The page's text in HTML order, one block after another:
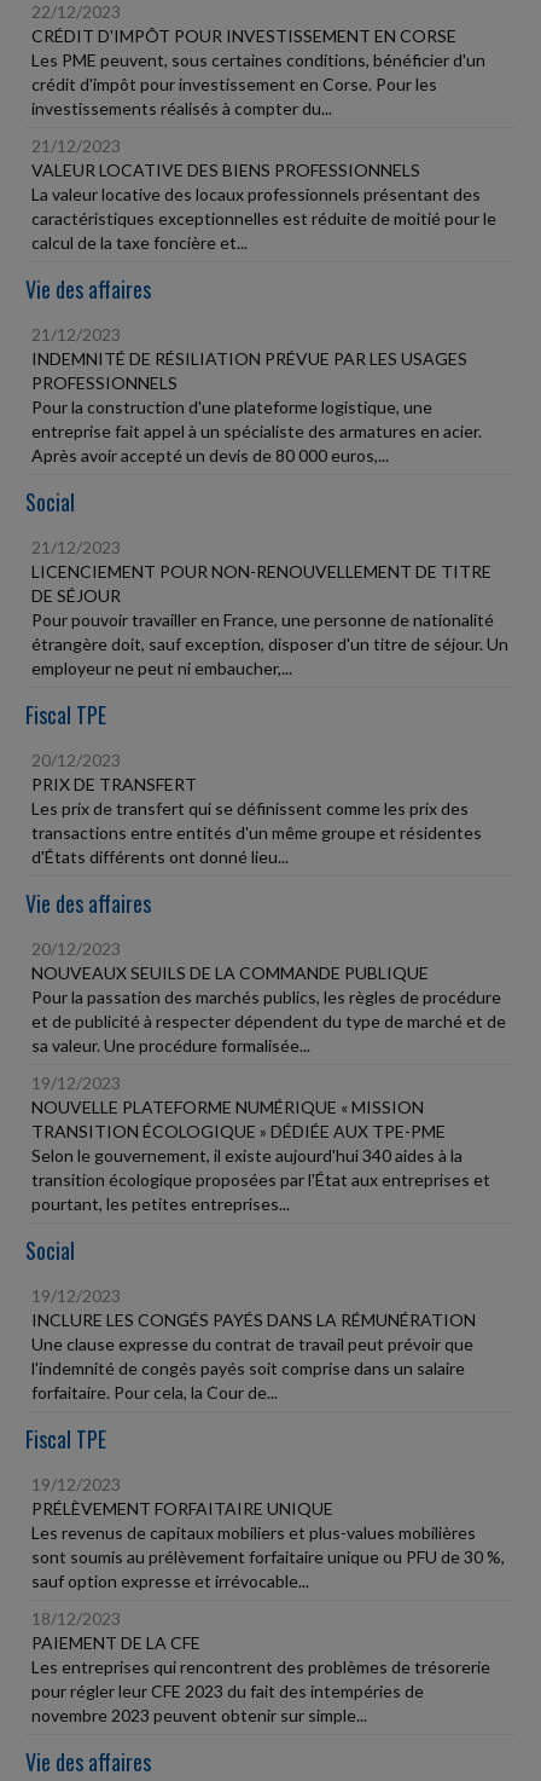
22/12/2023
CRÉDIT D'IMPÔT POUR INVESTISSEMENT EN CORSE
Les PME peuvent, sous certaines conditions, bénéficier d'un
crédit d'impôt pour investissement en Corse. Pour les
investissements réalisés à compter du...
21/12/2023
VALEUR LOCATIVE DES BIENS PROFESSIONNELS
La valeur locative des locaux professionnels présentant des
caractéristiques exceptionnelles est réduite de moitié pour le
calcul de la taxe foncière et...
Vie des affaires
21/12/2023
INDEMNITÉ DE RÉSILIATION PRÉVUE PAR LES USAGES
PROFESSIONNELS
Pour la construction d'une plateforme logistique, une
entreprise fait appel à un spécialiste des armatures en acier.
Après avoir accepté un devis de 80 000 euros,...
Social
21/12/2023
LICENCIEMENT POUR NON-RENOUVELLEMENT DE TITRE
DE SÉJOUR
Pour pouvoir travailler en France, une personne de nationalité
étrangère doit, sauf exception, disposer d'un titre de séjour. Un
employeur ne peut ni embaucher,...
Fiscal TPE
20/12/2023
PRIX DE TRANSFERT
Les prix de transfert qui se définissent comme les prix des
transactions entre entités d'un même groupe et résidentes
d'États différents ont donné lieu...
Vie des affaires
20/12/2023
NOUVEAUX SEUILS DE LA COMMANDE PUBLIQUE
Pour la passation des marchés publics, les règles de procédure
et de publicité à respecter dépendent du type de marché et de
sa valeur. Une procédure formalisée...
19/12/2023
NOUVELLE PLATEFORME NUMÉRIQUE « MISSION
TRANSITION ÉCOLOGIQUE » DÉDIÉE AUX TPE-PME
Selon le gouvernement, il existe aujourd'hui 340 aides à la
transition écologique proposées par l'État aux entreprises et
pourtant, les petites entreprises...
Social
19/12/2023
INCLURE LES CONGÉS PAYÉS DANS LA RÉMUNÉRATION
Une clause expresse du contrat de travail peut prévoir que
l'indemnité de congés payés soit comprise dans un salaire
forfaitaire. Pour cela, la Cour de...
Fiscal TPE
19/12/2023
PRÉLÈVEMENT FORFAITAIRE UNIQUE
Les revenus de capitaux mobiliers et plus-values mobilières
sont soumis au prélèvement forfaitaire unique ou PFU de 30 %,
sauf option expresse et irrévocable...
18/12/2023
PAIEMENT DE LA CFE
Les entreprises qui rencontrent des problèmes de trésorerie
pour régler leur CFE 2023 du fait des intempéries de
novembre 2023 peuvent obtenir sur simple...
Vie des affaires